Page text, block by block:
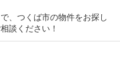
、つくば市の物件をお探し
談ください！